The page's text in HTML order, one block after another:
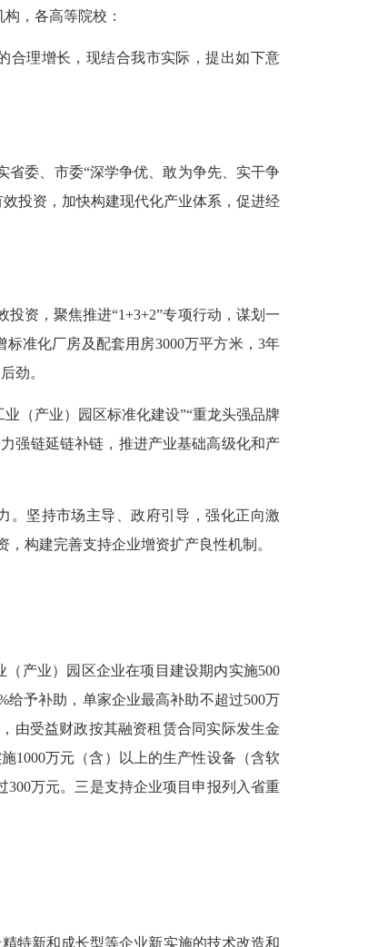
，各高等院校：
理增长，现结合我市实际，提出如下意
委、市委“深学争优、敢为争先、实干争
投资，加快构建现代化产业体系，促进经
资，聚焦推进“1+3+2”专项行动，谋划一
准化厂房及配套用房3000万平方米，3年
劲。
（产业）园区标准化建设”“重龙头强品牌
强链延链补链，推进产业基础高级化和产
。坚持市场主导、政府引导，强化正向激
构建完善支持企业增资扩产良性机制。
产业）园区企业在项目建设期内实施500
予补助，单家企业最高补助不超过500万
由受益财政按其融资租赁合同实际发生金
1000万元（含）以上的生产性设备（含软
万元。三是支持企业项目申报列入省重
特新和成长型等企业新实施的技术改造和